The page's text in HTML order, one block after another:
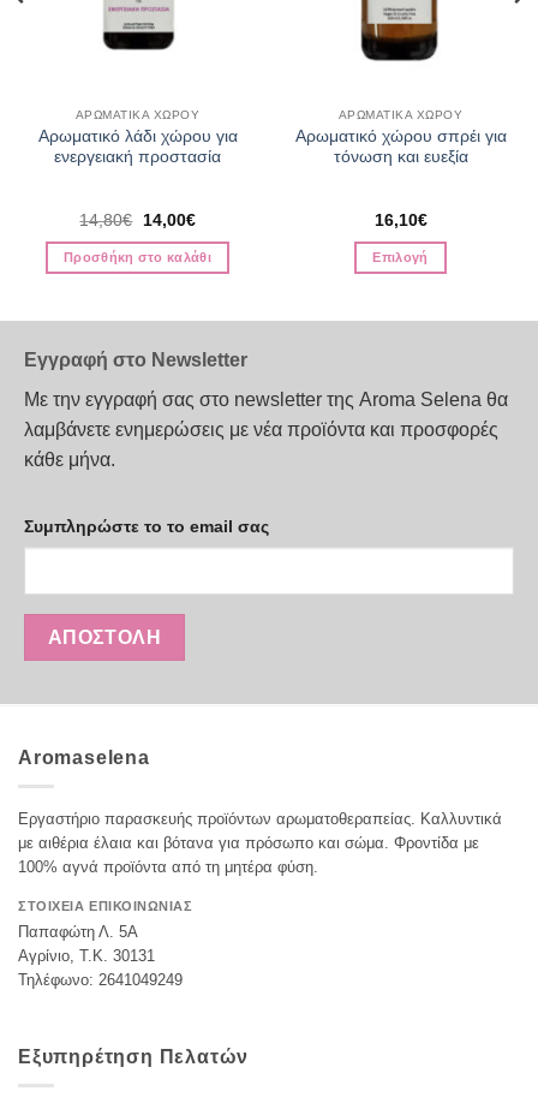
ΑΡΩΜΑΤΙΚΆ ΧΏΡΟΥ
Αρωματικό λάδι χώρου για
ενεργειακή προστασία
14,80€
Original
14,80€.
14,00€Η
τιμή
είναι:
Προσθήκη στο καλάθι
ΑΡΩΜΑΤΙΚΆ ΧΏΡΟΥ
Αρωματικό χώρου σπρέι για
τόνωση και ευεξία
16,10€
Επιλογή
παραλλαγές.
Οι
Εγγραφή στο Newsletter
Με την εγγραφή σας στο newsletter της Aroma Selena θα
λαμβάνετε ενημερώσεις με νέα προϊόντα και προσφορές
κάθε μήνα.
Συμπληρώστε το το email σας
Aromaselena
Εργαστήριο παρασκευής προϊόντων αρωματοθεραπείας. Καλλυντικά
με αιθέρια έλαια και βότανα για πρόσωπο και σώμα. Φροντίδα με
100% αγνά προϊόντα από τη μητέρα φύση.
ΣΤΟΙΧΕΊΑ ΕΠΙΚΟΙΝΩΝΊΑΣ
Παπαφώτη Λ. 5Α
Αγρίνιο, Τ.Κ. 30131
Τηλέφωνο: 2641049249
Εξυπηρέτηση Πελατών